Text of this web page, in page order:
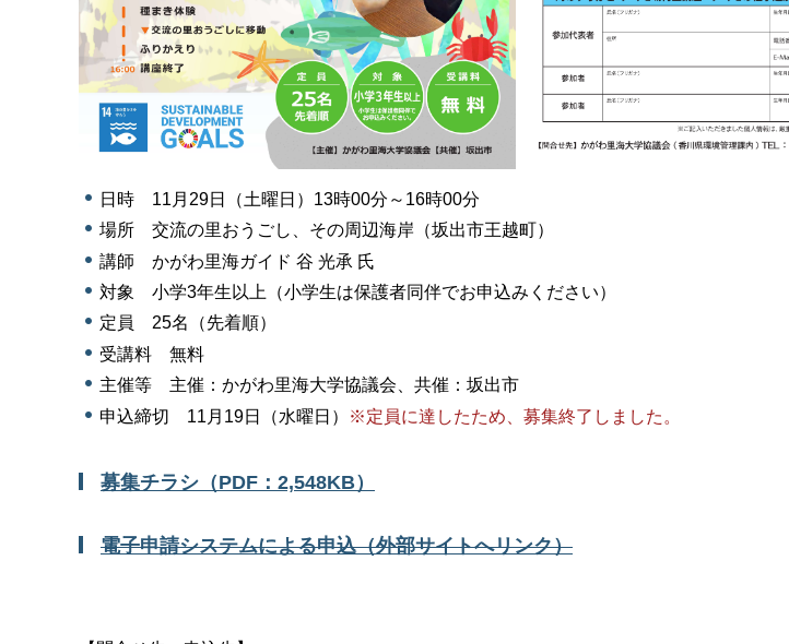
日時 11月29日（土曜日）13時00分～16時00分
場所 交流の里おうごし、その周辺海岸（坂出市王越町）
講師 かがわ里海ガイド 谷 光承 氏
対象 小学3年生以上（小学生は保護者同伴でお申込みください）
定員 25名（先着順）
受講料 無料
主催等 主催：かがわ里海大学協議会、共催：坂出市
申込締切 11月19日（水曜日）
※定員に達したため、募集終了しました。
募集チラシ（PDF：2,548KB）
電子申請システムによる申込（外部サイトへリンク）